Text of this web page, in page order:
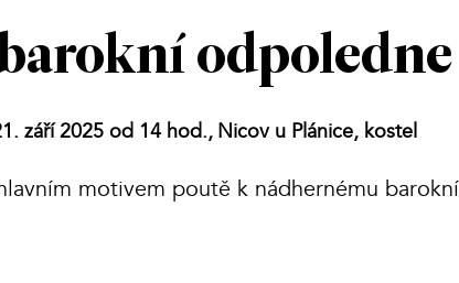
odpoledne
září 2025 od 14 hod., Nicov u Plánice, kostel
motivem poutě k nádhernému